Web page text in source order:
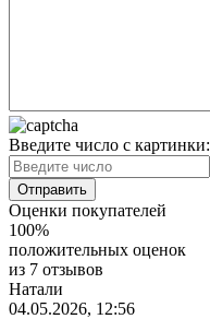
Введите число с картинки:
Оценки покупателей
100%
положительных оценок
из 7 отзывов
Натали
04.05.2026, 12:56